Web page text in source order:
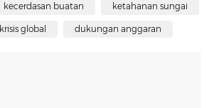
kecerdasan buatan ketahanan sungai
krisis global dukungan anggaran